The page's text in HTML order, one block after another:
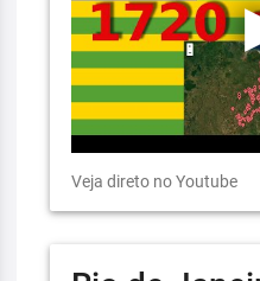
Veja direto no Youtube